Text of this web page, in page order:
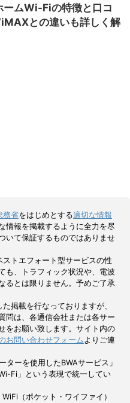
ームWi-Fiの特徴と口コ
との違いも詳しく解
務省をはじめとする適切な情報
情報を掲載するように全力を尽
いて保証するものではありませ
トエフォート型サービスの性
も、トラフィック状況や、電波
るとは限りません。予めご了承
た掲載を行なっておりますが、
問は、各通信会社または各サー
をお願い致します。サイト内の
お問い合わせフォームよりご連
ーを使用したBWAサービス」
Fi」という表現で統一してい
（ポケット・ワイファイ）